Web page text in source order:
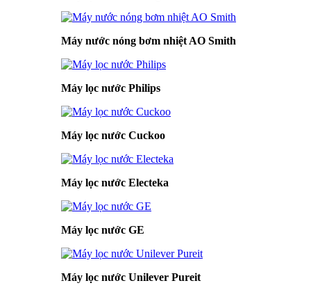
Máy nước nóng bơm nhiệt AO Smith
Máy lọc nước Philips
Máy lọc nước Cuckoo
Máy lọc nước Electeka
Máy lọc nước GE
Máy lọc nước Unilever Pureit